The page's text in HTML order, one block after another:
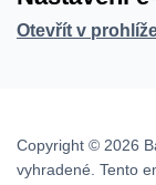
Otevřít v
Copyright © 2026
vyhradené. Tento